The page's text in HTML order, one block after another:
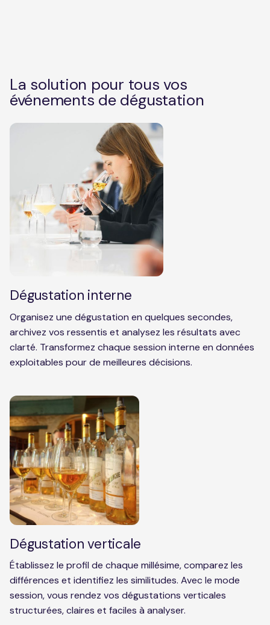
La solution pour tous vos
événements de dégustation
Dégustation interne
Organisez une dégustation en quelques secondes,
archivez vos ressentis et analysez les résultats avec
clarté. Transformez chaque session interne en données
exploitables pour de meilleures décisions.
Dégustation verticale
Établissez le profil de chaque millésime, comparez les
différences et identifiez les similitudes. Avec le mode
session, vous rendez vos dégustations verticales
structurées, claires et faciles à analyser.